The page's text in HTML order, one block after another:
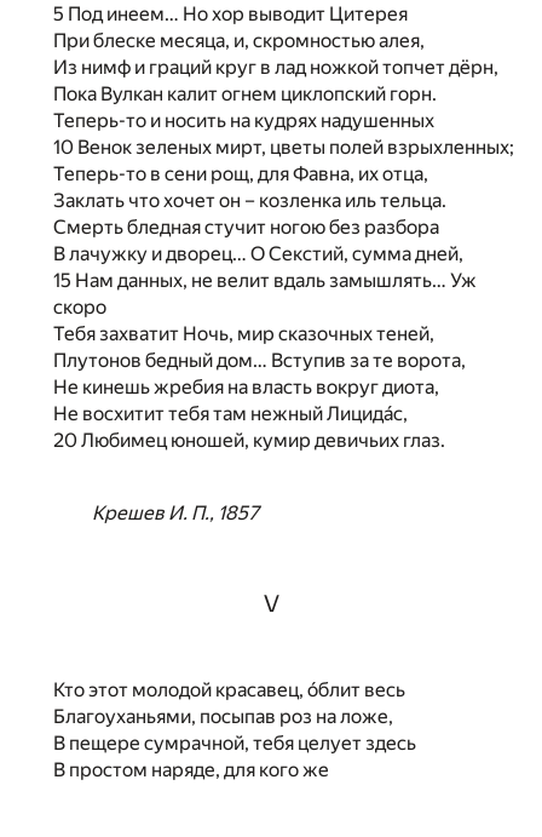
5 Под инеем… Но хор выводит Цитерея
При блеске месяца, и, скромностью алея,
Из нимф и граций круг в лад ножкой топчет дёрн,
Пока Вулкан калит огнем циклопский горн.
Теперь-то и носить на кудрях надушенных
10 Венок зеленых мирт, цветы полей взрыхленных;
Теперь-то в сени рощ, для Фавна, их отца,
Заклать что хочет он – козленка иль тельца.
Смерть бледная стучит ногою без разбора
В лачужку и дворец… О Секстий, сумма дней,
15 Нам данных, не велит вдаль замышлять… Уж
скоро
Тебя захватит Ночь, мир сказочных теней,
Плутонов бедный дом… Вступив за те ворота,
Не кинешь жребия на власть вокруг диота,
Не восхитит тебя там нежный Лицидáс,
20 Любимец юношей, кумир девичьих глаз.
Крешев И. П., 1857
V
Кто этот молодой красавец, óблит весь
Благоуханьями, посыпав роз на ложе,
В пещере сумрачной, тебя целует здесь
В простом наряде, для кого же